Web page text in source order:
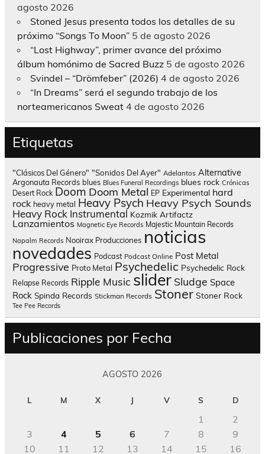
agosto 2026
Stoned Jesus presenta todos los detalles de su
próximo “Songs To Moon” 5 de agosto 2026
“Lost Highway”, primer avance del próximo
álbum homónimo de Sacred Buzz 5 de agosto 2026
Svindel – “Drömfeber” (2026) 4 de agosto 2026
“In Dreams” será el segundo trabajo de los
norteamericanos Sweat 4 de agosto 2026
Etiquetas
"Clásicos Del Género" "Sonidos Del Ayer" Adelantos Alternative
Argonauta Records blues Blues Funeral Recordings blues rock Crónicas
Desert Rock Doom Doom Metal EP Experimental hard
rock heavy metal Heavy Psych Heavy Psych Sounds
Heavy Rock Instrumental Kozmik Artifactz
Lanzamientos Magnetic Eye Records Majestic Mountain Records
Napalm Records Nooirax Producciones noticias
novedades Podcast Podcast Online Post Metal
Progressive Proto Metal Psychedelic Psychedelic Rock
Relapse Records Ripple Music slider Sludge Space
Rock Spinda Records Stickman Records Stoner Stoner Rock
Tee Pee Records
Publicaciones por Fecha
AGOSTO 2026
L M X J V S D
1
2
3
4 5 6 7 8
9
10
11 12 13 14 15
16